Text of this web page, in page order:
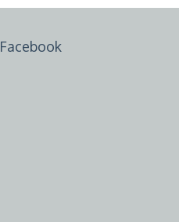
Facebook